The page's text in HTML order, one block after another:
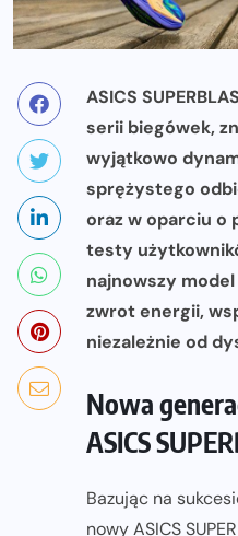
ASICS
serii biegówek,
wyjątkowo
sprężystego
oraz w oparciu o
testy
najnowszy
zwrot energii,
niezależnie od
Nowa
ASICS
Bazując na
nowy ASICS